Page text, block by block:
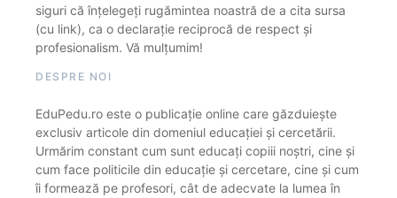
siguri că înțelegeți rugămintea noastră de a cita sursa
(cu link), ca o declarație reciprocă de respect și
profesionalism. Vă mulțumim!
DESPRE NOI
EduPedu.ro este o publicație online care găzduiește
exclusiv articole din domeniul educației și cercetării.
Urmărim constant cum sunt educați copiii noștri, cine și
cum face politicile din educație și cercetare, cine și cum
îi formează pe profesori, cât de adecvate la lumea în